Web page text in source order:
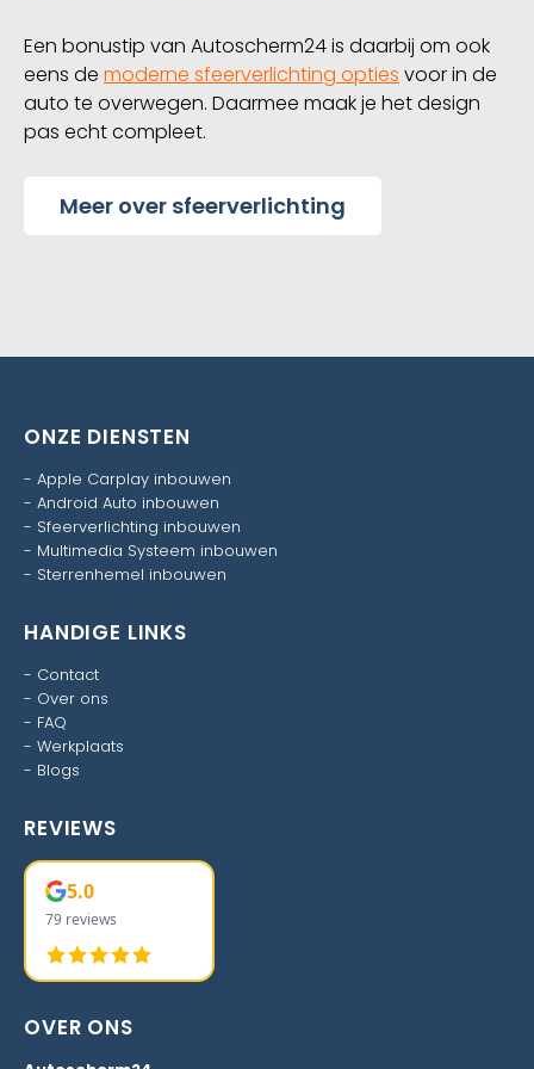
Een bonustip van Autoscherm24 is daarbij om ook
eens de moderne sfeerverlichting opties voor in de
auto te overwegen. Daarmee maak je het design
pas echt compleet.
Meer over sfeerverlichting
ONZE DIENSTEN
- Apple Carplay inbouwen
- Android Auto inbouwen
- Sfeerverlichting inbouwen
- Multimedia Systeem inbouwen
- Sterrenhemel inbouwen
HANDIGE LINKS
- Contact
- Over ons
- FAQ
- Werkplaats
- Blogs
REVIEWS
5.0
79 reviews
OVER ONS